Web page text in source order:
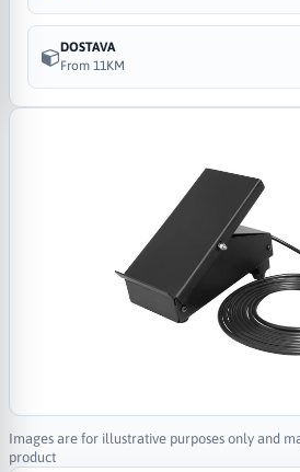
Images are for illustrative purposes only and
product
DOSTAVA
From 11KM